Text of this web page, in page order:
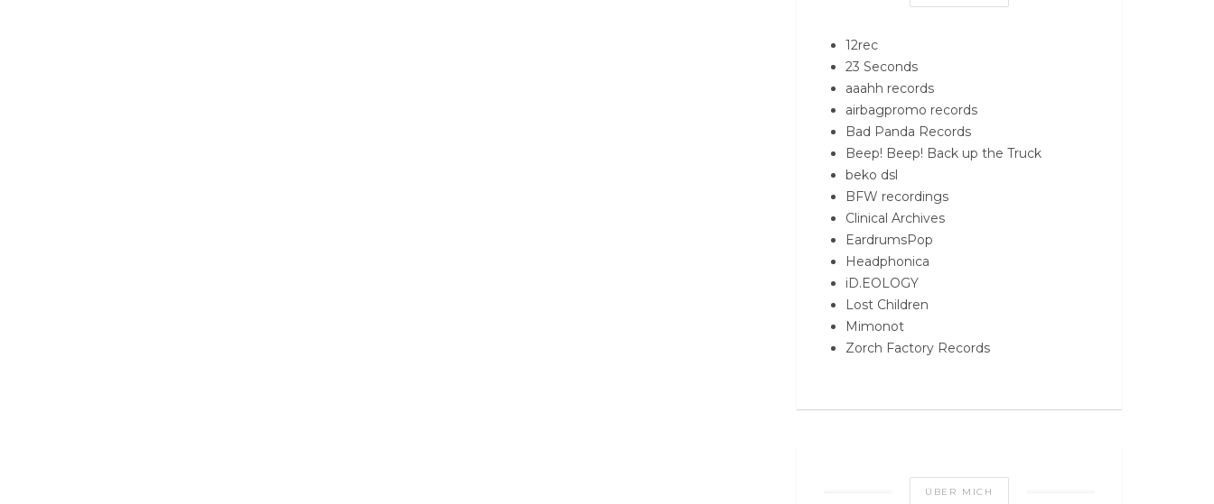
12rec
23 Seconds
aaahh records
airbagpromo records
Bad Panda Records
Beep! Beep! Back up the Truck
beko dsl
BFW recordings
Clinical Archives
EardrumsPop
Headphonica
iD.EOLOGY
Lost Children
Mimonot
Zorch Factory Records
ÜBER MICH